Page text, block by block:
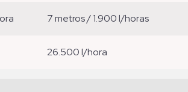
7 metros / 1.900 l/horas
26.500 l/hora